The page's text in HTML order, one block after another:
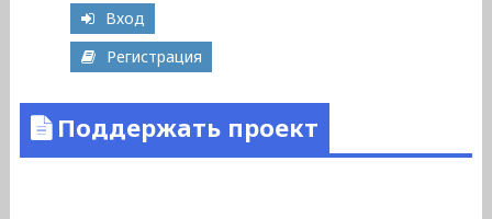
Вход
Регистрация
Поддержать проект